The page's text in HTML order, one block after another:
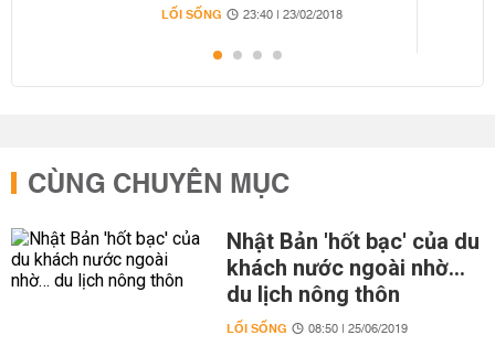
LỐI SỐNG 23:40 | 23/02/2018
CÙNG CHUYÊN MỤC
Nhật Bản 'hốt bạc' của du
khách nước ngoài nhờ…
du lịch nông thôn
LỐI SỐNG 08:50 | 25/06/2019